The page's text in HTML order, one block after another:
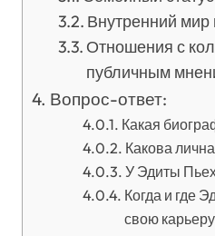
Внутренний мир
Отношения с
публичным
Вопрос-ответ:
Какая
Какова
У Эдиты
Когда и где
свою